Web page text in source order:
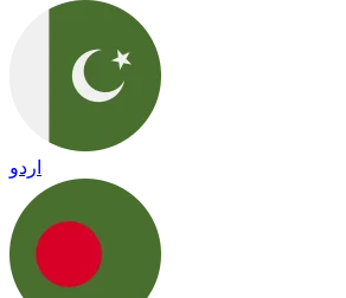
اردو